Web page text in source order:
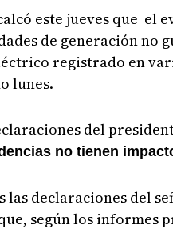
este jueves que el
de generación no
registrado en
lunes.
del
no tienen
las declaraciones del
según los informes